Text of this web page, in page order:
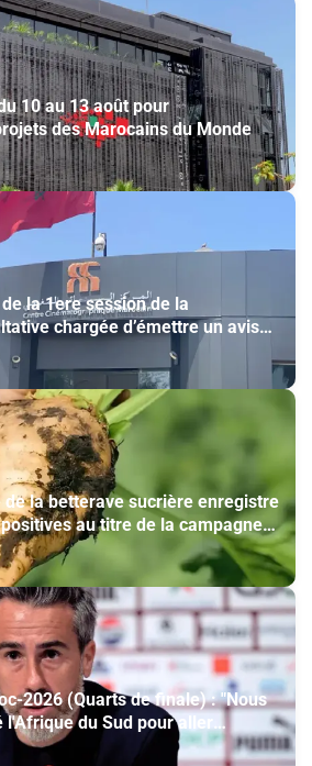
10 au 13 août pour
des Marocains du Monde
la 1ere session de la
chargée d’émettre un avis
la carte du professionnel du
la betterave sucrière enregistre
au titre de la campagne
2026 (Quarts de finale) : "Nous
l'Afrique du Sud pour aller
(Jorge Vilda)